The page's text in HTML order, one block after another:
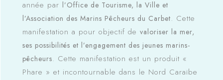
année par l’Office de Tourisme, la Ville et
l’Association des Marins Pêcheurs du Carbet. Cette
manifestation a pour objectif de valoriser la mer,
ses possibilités et l’engagement des jeunes marins-
pêcheurs. Cette manifestation est un produit «
Phare » et incontournable dans le Nord Caraïbe